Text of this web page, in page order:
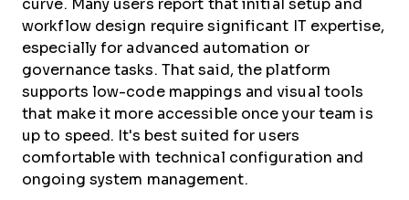
curve. Many users report that initial setup and
workflow design require significant IT expertise,
especially for advanced automation or
governance tasks. That said, the platform
supports low-code mappings and visual tools
that make it more accessible once your team is
up to speed. It's best suited for users
comfortable with technical configuration and
ongoing system management.